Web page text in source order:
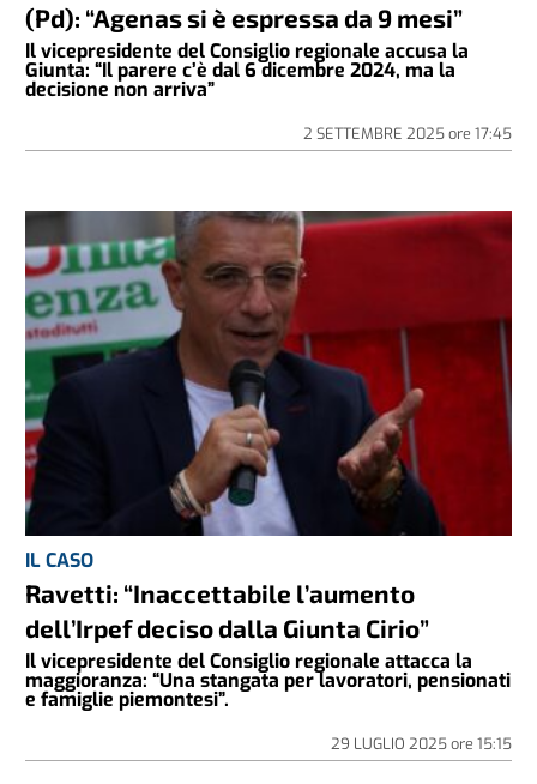
(Pd): “Agenas si è espressa da 9 mesi”
Il vicepresidente del Consiglio regionale accusa la
Giunta: “Il parere c’è dal 6 dicembre 2024, ma la
decisione non arriva”
2 SETTEMBRE 2025ore 17:45
IL CASO
Ravetti: “Inaccettabile l’aumento
dell’Irpef deciso dalla Giunta Cirio”
Il vicepresidente del Consiglio regionale attacca la
maggioranza: “Una stangata per lavoratori, pensionati
e famiglie piemontesi”.
29 LUGLIO 2025ore 15:15